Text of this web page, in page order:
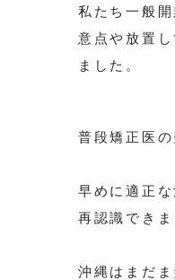
私たち一般
意点や放置
ました。
普段矯正医
早めに適正
再認識できま
沖縄はまだ